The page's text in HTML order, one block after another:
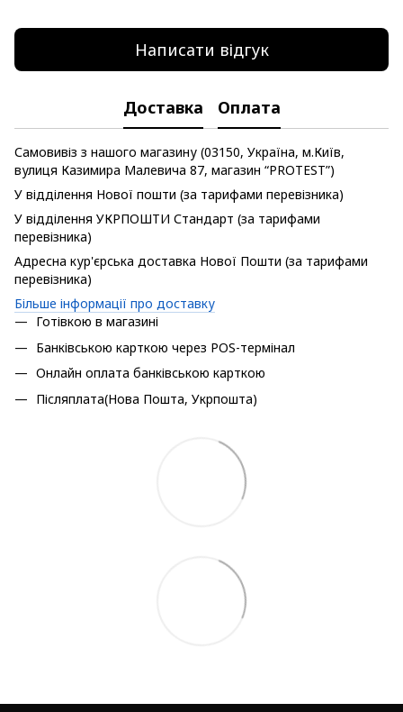
Написати відгук
Доставка Оплата
Самовивіз з нашого магазину (03150, Україна, м.Київ,
вулиця Казимира Малевича 87, магазин “PROTEST”)
У відділення Нової пошти (за тарифами перевізника)
У відділення УКРПОШТИ Стандарт (за тарифами
перевізника)
Адресна кур'єрська доставка Нової Пошти (за тарифами
перевізника)
Більше інформації про доставку
Готівкою в магазині
Банківською карткою через POS-термінал
Онлайн оплата банківською карткою
Післяплата(Нова Пошта, Укрпошта)